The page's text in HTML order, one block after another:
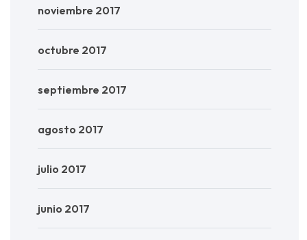
noviembre 2017
octubre 2017
septiembre 2017
agosto 2017
julio 2017
junio 2017